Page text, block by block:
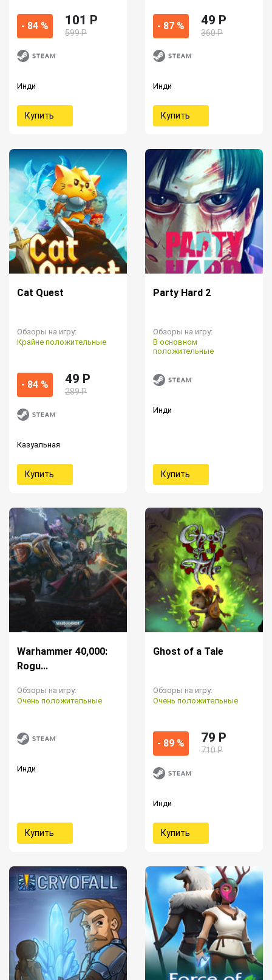
- 84 % 101 P
599 Р
Инди
Купить
- 87 % 49 P
360 Р
Инди
Купить
Cat Quest
Обзоры на игру:
Крайне положительные
- 84 % 49 P
289 Р
Казуальная
Купить
Party Hard 2
Обзоры на игру:
В основном
положительные
Инди
Купить
Warhammer 40,000:
Rogu...
Обзоры на игру:
Очень положительные
Инди
Купить
Ghost of a Tale
Обзоры на игру:
Очень положительные
- 89 % 79 P
710 Р
Инди
Купить